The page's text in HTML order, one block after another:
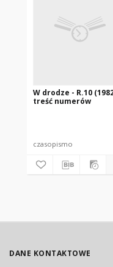
W drodze - R.10
treść numerów
czasopismo
DANE KONTAKTOWE